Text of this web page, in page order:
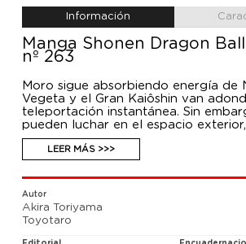
Información
Manga Shonen Dragon
nº 263
Moro sigue absorbiendo energía de
Vegeta y el Gran Kaiôshin van
teleportación instantánea. Sin
pueden luchar en el espacio
su rival baje a la superficie del
lado, el Gran Kaiôshin no puede
técnica de sellado.
LEER MÁS >>>
Autor
Akira Toriyama
Toyotaro